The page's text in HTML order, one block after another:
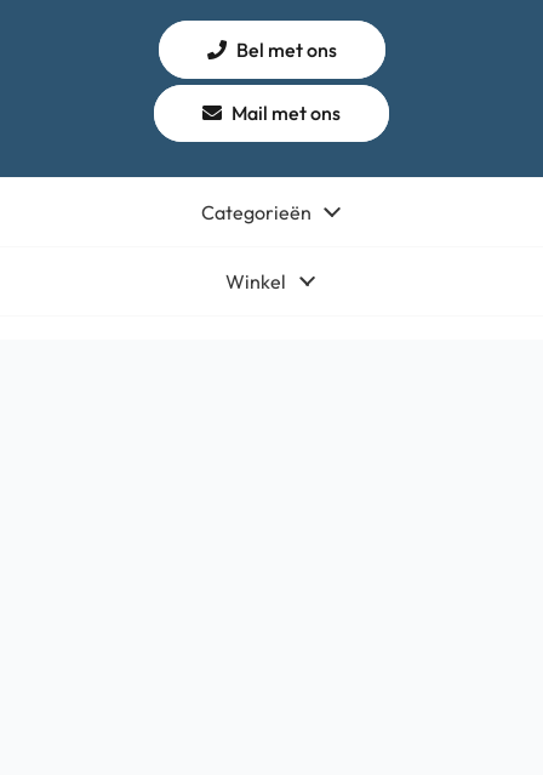
Bel met ons
Mail met ons
Categorieën
Winkel